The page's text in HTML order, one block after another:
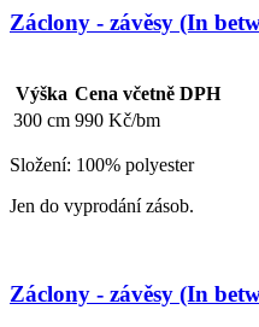
Záclony - závěsy (In
Výška Cena včetně DPH
300 cm 990 Kč/bm
Složení: 100% polyester
Jen do vyprodání zásob.
Záclony - závěsy (In